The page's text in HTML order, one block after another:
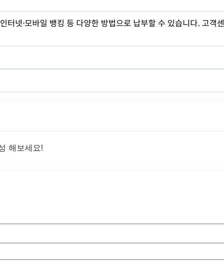
터넷·모바일 뱅킹 등 다양한 방법으로 납부할 수 있습니다. 고객
해보세요!